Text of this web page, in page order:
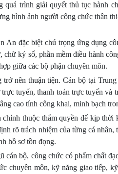
quá trình giải quyết thủ tục hành
hình ảnh người công chức thân
đặc biệt chú trọng ứng dụng
ký số, phần mềm điều hành
giữa các bộ phận chuyên môn.
nên thuận tiện. Cán bộ tại
tuyến, thanh toán trực tuyến và
cao tính công khai, minh bạch
thuộc thẩm quyền để kịp thời
rõ trách nhiệm của từng cá nhân,
hồ sơ tồn đọng.
bộ, công chức có phẩm chất
chuyên môn, kỹ năng giao tiếp,